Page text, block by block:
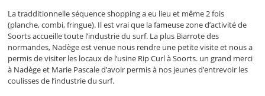
La tradditionnelle séquence shopping a eu lieu et même 2 fois
(planche, combi, fringue). Il est vrai que la fameuse zone d’activité de
Soorts accueille toute l’industrie du surf. La plus Biarrote des
normandes, Nadège est venue nous rendre une petite visite et nous a
permis de visiter les locaux de l’usine Rip Curl à Soorts. un grand merci
à Nadège et Marie Pascale d’avoir permis à nos jeunes d’entrevoir les
coulisses de l’industrie du surf.